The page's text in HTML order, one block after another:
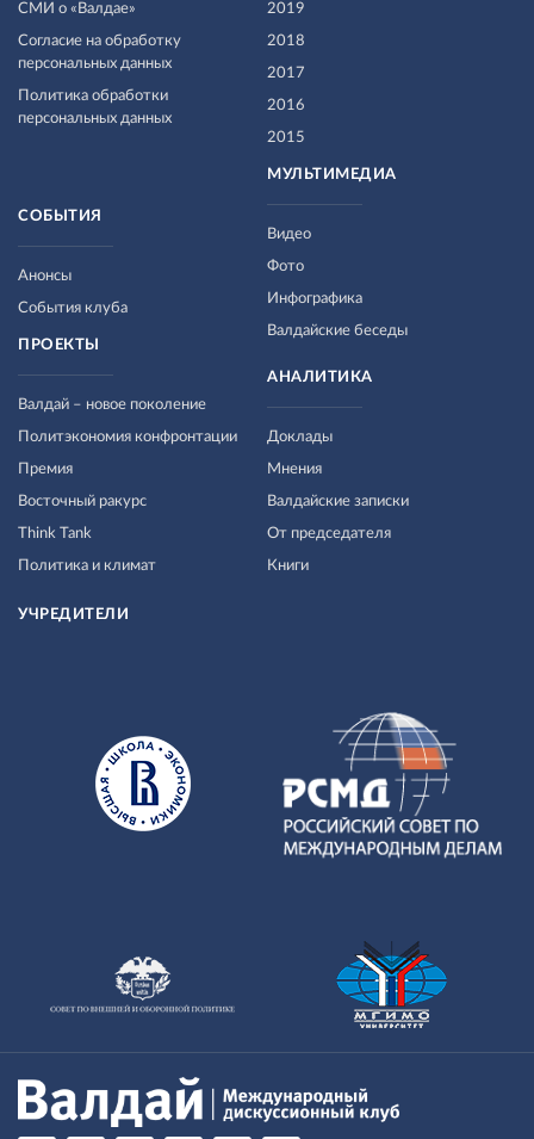
СМИ о «Валдае»
Согласие на обработку
персональных данных
Политика обработки
персональных данных
2019
2018
2017
2016
2015
МУЛЬТИМЕДИА
Видео
Фото
Инфографика
Валдайские беседы
СОБЫТИЯ
Анонсы
События клуба
ПРОЕКТЫ
Валдай – новое поколение
Политэкономия конфронтации
Премия
Восточный ракурс
Think Tank
Политика и климат
АНАЛИТИКА
Доклады
Мнения
Валдайские записки
От председателя
Книги
УЧРЕДИТЕЛИ